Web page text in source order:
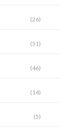
(26)
(51)
(46)
(14)
(5)